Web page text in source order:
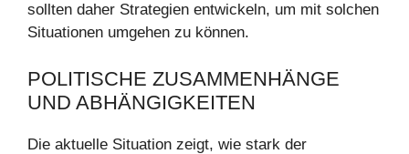
sollten daher Strategien entwickeln, um mit solchen
Situationen umgehen zu können.
POLITISCHE ZUSAMMENHÄNGE
UND ABHÄNGIGKEITEN
Die aktuelle Situation zeigt, wie stark der